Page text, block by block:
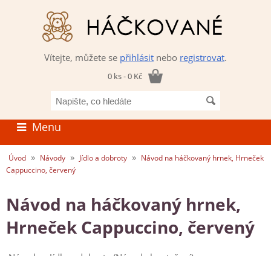
Vítejte, můžete se přihlásit nebo registrovat.
0 ks - 0 Kč
co
hledáte
Menu
Úvod » Návody » Jídlo a dobroty » Návod na háčkovaný hrnek, Hrneček
Cappuccino, červený
Návod na háčkovaný hrnek,
Hrneček Cappuccino, červený